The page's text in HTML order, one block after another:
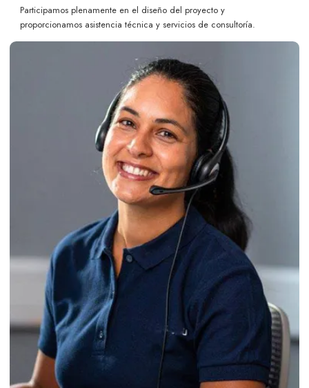
Participamos plenamente en el diseño del proyecto y
proporcionamos asistencia técnica y servicios de consultoría.